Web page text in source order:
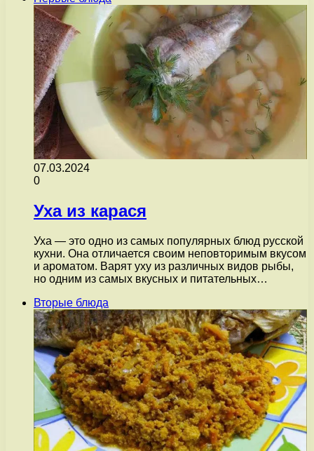
07.03.2024
0
Уха из карася
Уха — это одно из самых популярных блюд русской
кухни. Она отличается своим неповторимым вкусом
и ароматом. Варят уху из различных видов рыбы,
но одним из самых вкусных и питательных…
Вторые блюда